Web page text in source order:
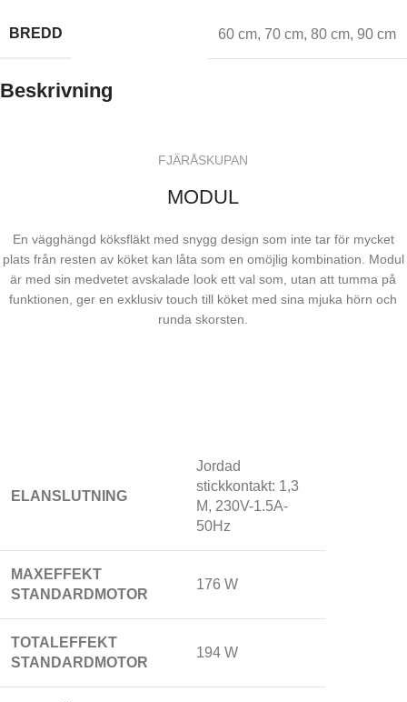
BREDD 60 cm, 70 cm, 80 cm, 90 cm
Beskrivning
FJÄRÅSKUPAN
MODUL
En vägghängd köksfläkt med snygg design som inte tar för mycket
plats från resten av köket kan låta som en omöjlig kombination. Modul
är med sin medvetet avskalade look ett val som, utan att tumma på
funktionen, ger en exklusiv touch till köket med sina mjuka hörn och
runda skorsten.
ELANSLUTNING
Jordad
stickkontakt: 1,3
M, 230V-1.5A-
50Hz
MAXEFFEKT
STANDARDMOTOR
176 W
TOTALEFFEKT
STANDARDMOTOR
194 W